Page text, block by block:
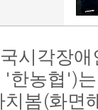
시각장
'한농협 ')
치봄(화면